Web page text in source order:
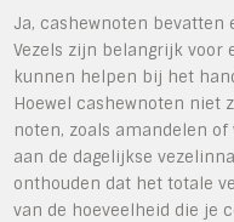
Ja, cashewnoten bevatten
Vezels zijn belangrijk voor
kunnen helpen bij het
Hoewel cashewnoten niet
noten, zoals amandelen
aan de dagelijkse
onthouden dat het totale
van de hoeveelheid die je